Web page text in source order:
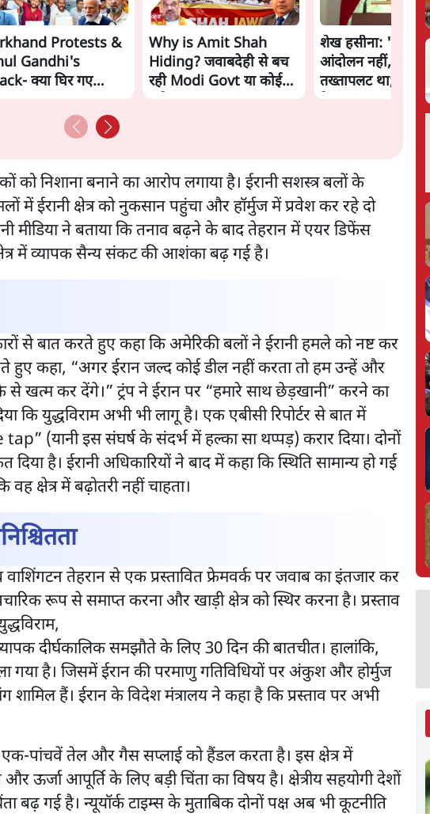
Protests &
Gandhi's
क्या घिर गए
Ki Baat
Why is Amit Shah
Hiding? जवाबदेही से बच
रही Modi Govt या कोई
शेख हसीना: '2024
आंदोलन नहीं,
तख्तापलट था; मैं
के पास जरूर लौटूंगी'
को निशाना बनाने का आरोप लगाया है। ईरानी सशस्त्र बलों के
में ईरानी क्षेत्र को नुकसान पहुंचा और हॉर्मुज में प्रवेश कर रहे दो
मीडिया ने बताया कि तनाव बढ़ने के बाद तेहरान में एयर डिफेंस
में व्यापक सैन्य संकट की आशंका बढ़ गई है।
से बात करते हुए कहा कि अमेरिकी बलों ने ईरानी हमले को नष्ट कर
हुए कहा, “अगर ईरान जल्द कोई डील नहीं करता तो हम उन्हें और
से खत्म कर देंगे।” ट्रंप ने ईरान पर “हमारे साथ छेड़खानी” करने का
कि युद्धविराम अभी भी लागू है। एक एबीसी रिपोर्टर से बात में
(यानी इस संघर्ष के संदर्भ में हल्का सा थप्पड़) करार दिया। दोनों
है। ईरानी अधिकारियों ने बाद में कहा कि स्थिति सामान्य हो गई
क्षेत्र में बढ़ोतरी नहीं चाहता।
तेहरान से एक प्रस्तावित फ्रेमवर्क पर जवाब का इंतजार कर
रूप से समाप्त करना और खाड़ी क्षेत्र को स्थिर करना है। प्रस्ताव
दीर्घकालिक समझौते के लिए 30 दिन की बातचीत। हालांकि,
गया है। जिसमें ईरान की परमाणु गतिविधियों पर अंकुश और होर्मुज
हैं। ईरान के विदेश मंत्रालय ने कहा है कि प्रस्ताव पर अभी
एक-पांचवें तेल और गैस सप्लाई को हैंडल करता है। इस क्षेत्र में
और ऊर्जा आपूर्ति के लिए बड़ी चिंता का विषय है। क्षेत्रीय सहयोगी देशों
बढ़ गई है। न्यूयॉर्क टाइम्स के मुताबिक दोनों पक्ष अब भी कूटनीति